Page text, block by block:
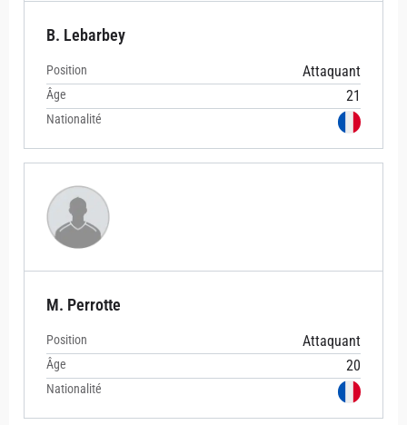
B. Lebarbey
Position Attaquant
Âge 21
Nationalité
M. Perrotte
Position Attaquant
Âge 20
Nationalité